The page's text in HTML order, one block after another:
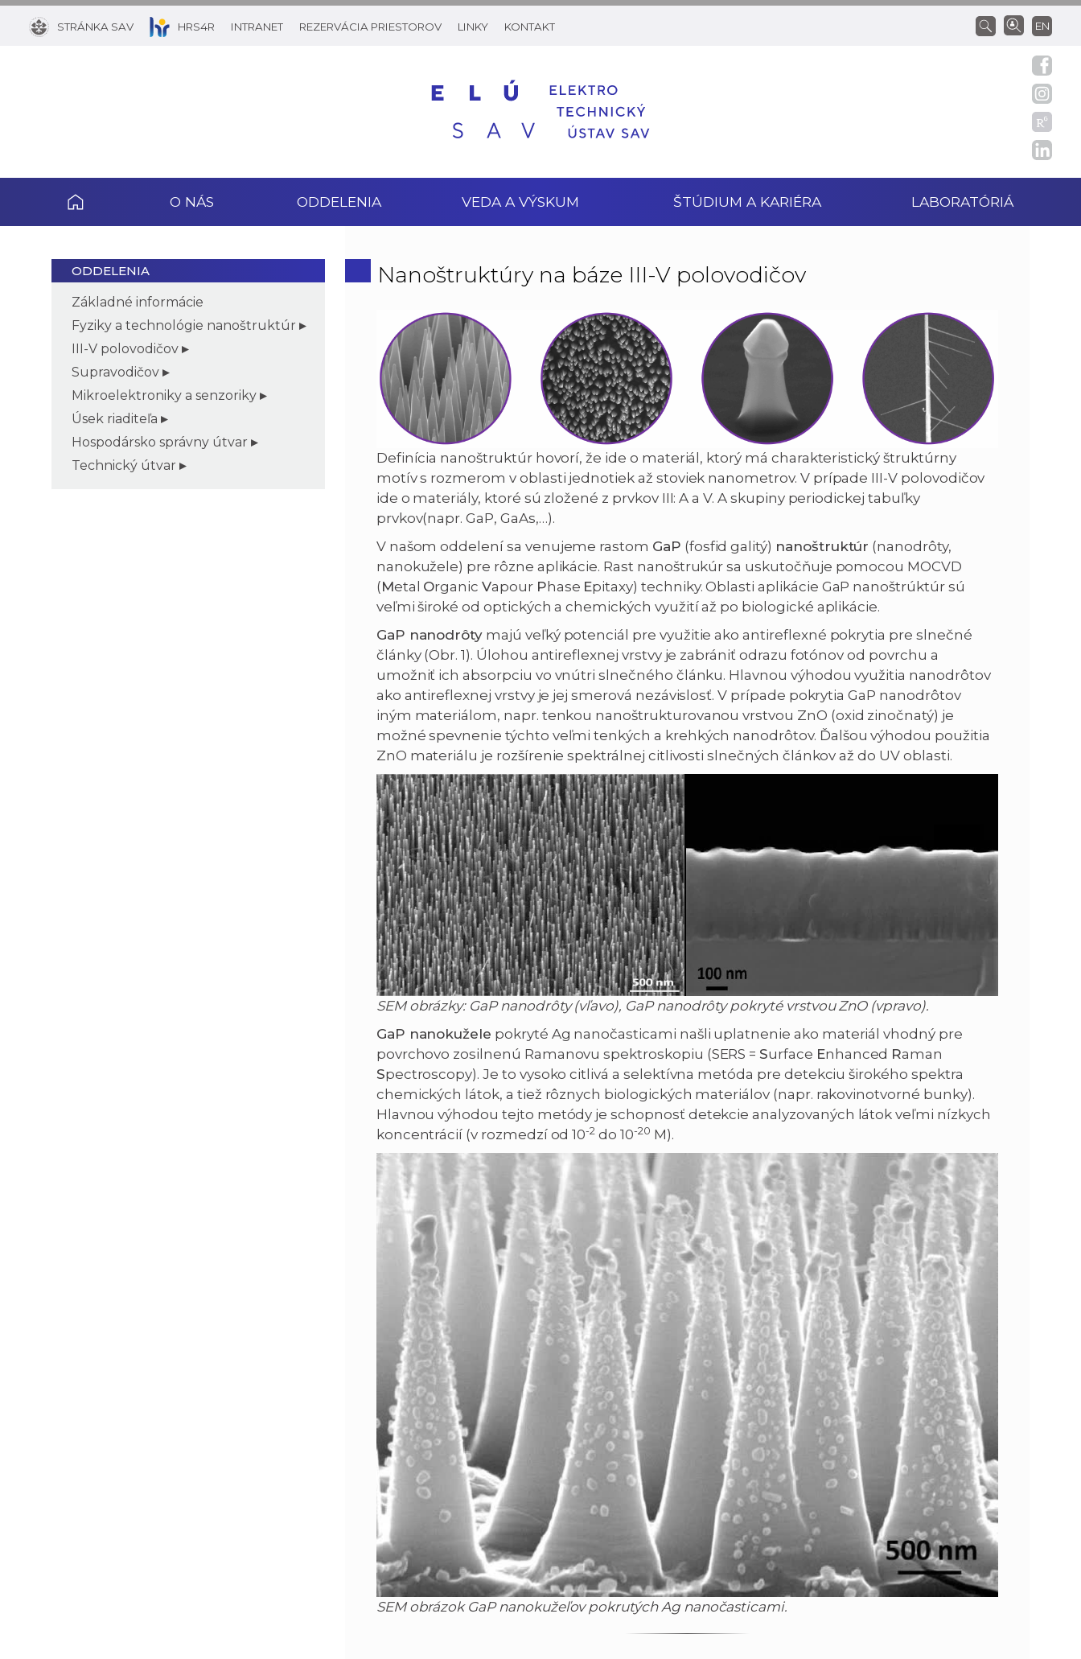
STRÁNKA SAV HRS4R INTRANET REZERVÁCIA PRIESTOROV LINKY KONTAKT EN
O NÁS ODDELENIA VEDA A VÝSKUM ŠTÚDIUM A KARIÉRA LABORATÓRIÁ
ODDELENIA
Základné informácie
Fyziky a technológie nanoštruktúr
III-V polovodičov
Supravodičov
Mikroelektroniky a senzoriky
Úsek riaditeľa
Hospodársko správny útvar
Technický útvar
Nanoštruktúry na báze III-V polovodičov
Definícia nanoštruktúr hovorí, že ide o materiál, ktorý má charakteristický štruktúrny
motív s rozmerom v oblasti jednotiek až stoviek nanometrov. V prípade III-V polovodičov
ide o materiály, ktoré sú zložené z prvkov III: A a V. A skupiny periodickej tabuľky
prvkov(napr. GaP, GaAs,…).
V našom oddelení sa venujeme rastom GaP (fosfid galitý) nanoštruktúr (nanodrôty,
nanokužele) pre rôzne aplikácie. Rast nanoštrukúr sa uskutočňuje pomocou MOCVD
(Metal OrganicVapour P hase Epitaxy) techniky. Oblasti aplikácie GaP nanoštrúktúr sú
veľmi široké od optických a chemických využití až po biologické aplikácie.
GaP nanodrôty majú veľký potenciál pre využitie ako antireflexné pokrytia pre slnečné
články (Obr. 1). Úlohou antireflexnej vrstvy je zabrániť odrazu fotónov od povrchu a
umožniť ich absorpciu vo vnútri slnečného článku. Hlavnou výhodou využitia nanodrôtov
ako antireflexnej vrstvy je jej smerová nezávislosť. V prípade pokrytia GaP nanodrôtov
iným materiálom, napr. tenkou nanoštrukturovanou vrstvou ZnO (oxid zinočnatý) je
možné spevnenie týchto veľmi tenkých a krehkých nanodrôtov. Ďalšou výhodou použitia
ZnO materiálu je rozšírenie spektrálnej citlivosti slnečných článkov až do UV oblasti.
SEM obrázky: GaP nanodrôty (vľavo), GaP nanodrôty pokryté vrstvou ZnO (vpravo).
GaP nanokužele pokryté Ag nanočasticami našli uplatnenie ako materiál vhodný pre
povrchovo zosilnenú Ramanovu spektroskopiu (SERS = Surface Enhanced Raman
Spectroscopy). Je to vysoko citlivá a selektívna metóda pre detekciu širokého spektra
chemických látok, a tiež rôznych biologických materiálov (napr. rakovinotvorné bunky).
Hlavnou výhodou tejto metódy je schopnosť detekcie analyzovaných látok veľmi nízkych
koncentrácií (v rozmedzí od 10-2 do 10-20 M).
SEM obrázok GaP nanokužeľov pokrutých Ag nanočasticami.